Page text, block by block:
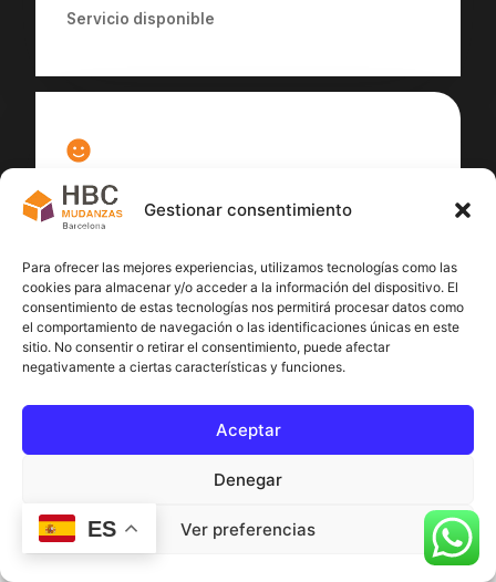
Gestionar consentimiento
Para ofrecer las mejores experiencias, utilizamos tecnologías como las
cookies para almacenar y/o acceder a la información del dispositivo. El
consentimiento de estas tecnologías nos permitirá procesar datos como
el comportamiento de navegación o las identificaciones únicas en este
sitio. No consentir o retirar el consentimiento, puede afectar
negativamente a ciertas características y funciones.
Aceptar
Denegar
Ver preferencias
Servicio disponible
100
ES